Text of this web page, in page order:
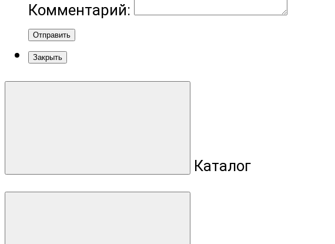
Комментарий:
Отправить
Закрыть
Каталог